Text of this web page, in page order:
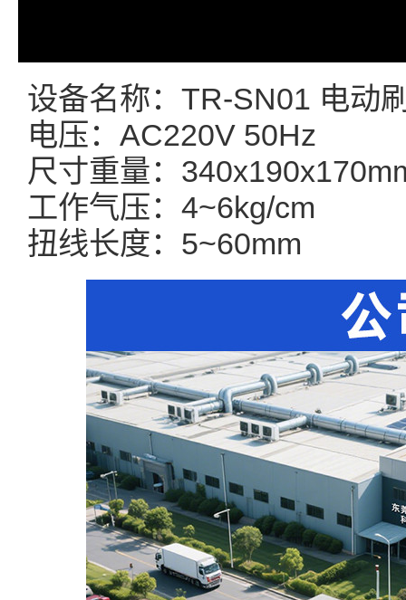
设备名称：TR-SN01 电动
电压：AC220V 50Hz
尺寸重量：
工作气压：4~6kg/cm
扭线长度：5~60mm